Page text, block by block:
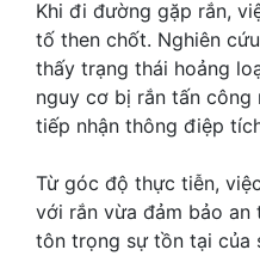
Khi đi đường gặp rắn,
tố then chốt. Nghiên
thấy trạng thái hoảng
nguy cơ bị rắn tấn công
tiếp nhận thông điệp
Từ góc độ thực tiễn,
với rắn vừa đảm bảo
tôn trọng sự tồn tại của